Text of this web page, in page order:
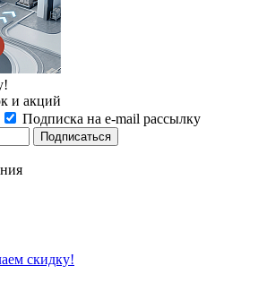
и акций
Подписка на e-mail рассылку
скидку!